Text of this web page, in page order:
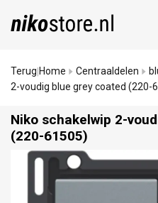
Terug Home Centraaldelen
2-voudig blue grey coated (220-
Niko schakelwip 2-
(220-61505)